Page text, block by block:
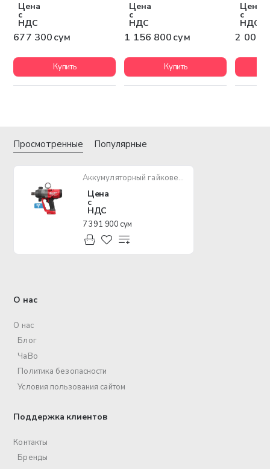
Цена
с
НДС
677 300 сум
Купить
Цена
с
НДС
1 156 800 сум
Купить
Цена
с
НДС
2 003
Просмотренные Популярные
Аккумуляторный гайковерт MILWAUKEE M18 ONEFHIWF1-0X ONE-KEY FUEL 1"
Цена
с
НДС
7 391 900 сум
О нас
О нас
Блог
ЧаВо
Политика безопасности
Условия пользования сайтом
Поддержка клиентов
Контакты
Бренды